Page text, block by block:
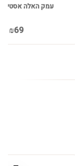
עמק האלה אסטייט
₪69